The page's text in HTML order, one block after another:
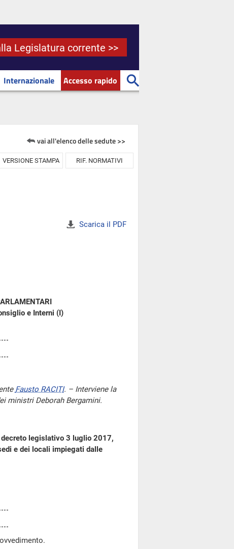
Legislatura corrente >>
Internazionale Accesso rapido
vai all'elenco delle sedute >>
VERSIONE STAMPA RIF. NORMATIVI
Scarica il PDF
e Interni (I)
Fausto RACITI. – Interviene la
ministri Deborah Bergamini.
legislativo 3 luglio 2017,
e dei locali impiegati dalle